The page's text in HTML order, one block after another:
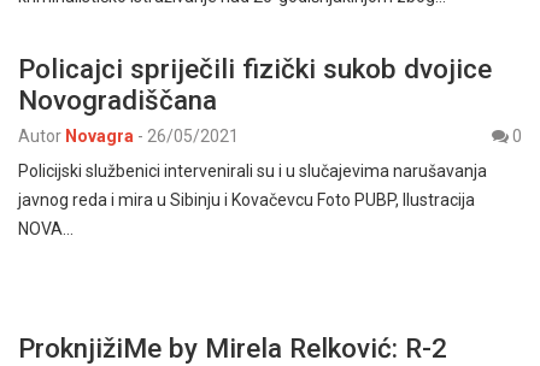
Policajci spriječili fizički sukob dvojice
Novogradiščana
Autor Novagra - 26/05/2021
0
Policijski službenici intervenirali su i u slučajevima narušavanja
javnog reda i mira u Sibinju i Kovačevcu Foto PUBP, Ilustracija
NOVA…
ProknjižiMe by Mirela Relković: R-2